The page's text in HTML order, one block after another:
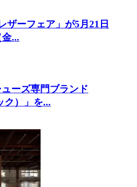
ザーフェア」が5月21日
金...
ーズ専門ブランド
ク）」を...